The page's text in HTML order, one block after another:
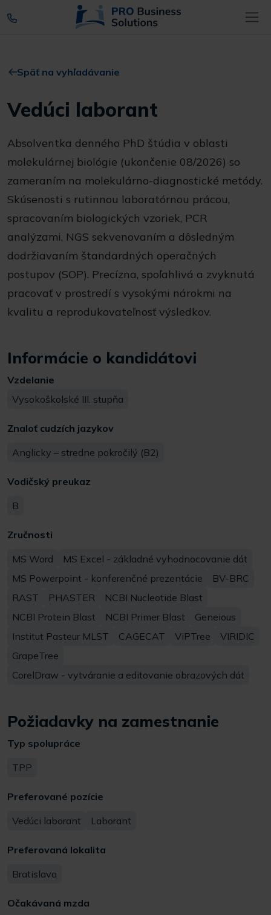
Späť na vyhľadávanie
Vedúci laborant
Absolventka denného PhD štúdia v oblasti
molekulárnej biológie (ukončenie 08/2026) so
zameraním na molekulárno-diagnostické metódy.
Skúsenosti s rutinnou laboratórnou prácou,
spracovaním biologických vzoriek, PCR
analýzami, NGS sekvenovaním a dôsledným
dodržiavaním štandardných operačných
postupov (SOP). Precízna, spoľahlivá a zvyknutá
pracovať v prostredí s vysokými nárokmi na
kvalitu a reprodukovateľnosť výsledkov.
Informácie o kandidátovi
Vzdelanie
Vysokoškolské III. stupňa
Znaloť cudzích jazykov
Anglicky – stredne pokročilý (B2)
Vodičský preukaz
B
Zručnosti
MS Word
MS Excel - základné vyhodnocovanie dát
MS Powerpoint - konferenčné prezentácie
BV-BRC
RAST
PHASTER
NCBI Nucleotide Blast
NCBI Protein Blast
NCBI Primer Blast
Geneious
Institut Pasteur MLST
CAGECAT ViPTree
VIRIDIC
GrapeTree
CorelDraw - vytváranie a editovanie obrazových dát
Požiadavky na zamestnanie
Typ spolupráce
TPP
Preferované pozície
Vedúci laborant
Laborant
Preferovaná lokalita
Bratislava
Očakávaná mzda